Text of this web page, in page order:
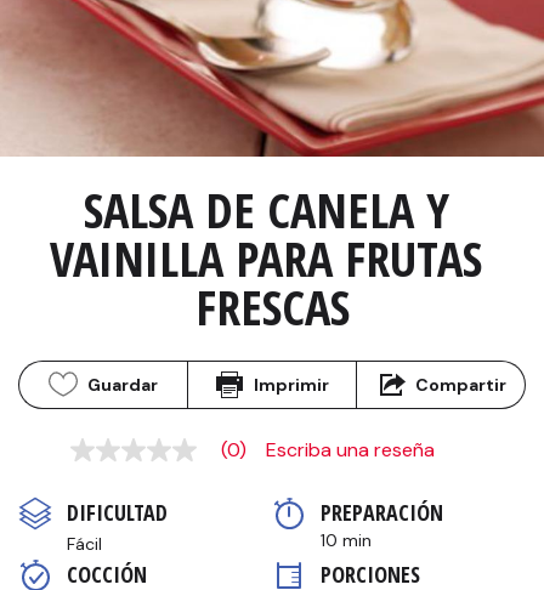
SALSA DE CANELA Y
VAINILLA PARA FRUTAS
FRESCAS
Guardar Imprimir Compartir
Sin
en
la
misma
página.
(0) Escriba una reseña
DIFICULTAD
Fácil
PREPARACIÓN
10 min
COCCIÓN PORCIONES